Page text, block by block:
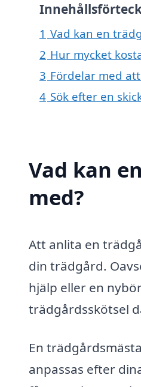
1 Vad kan en
2 Hur mycket
3 Fördelar med
4 Sök efter en
Vad kan
med?
Att anlita en
din trädgård.
hjälp eller en
trädgårdsskötsel
En
anpassas efter